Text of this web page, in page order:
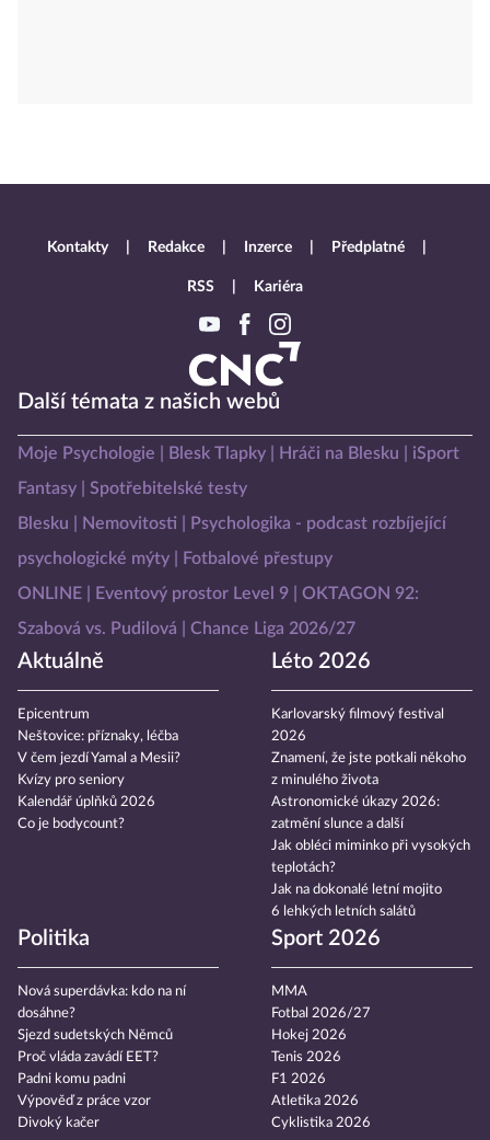
Další témata z našich webů
Moje Psychologie Blesk Tlapky Hráči na Blesku
iSport
Fantasy
Spotřebitelské testy
Blesku
Nemovitosti
Psychologika - podcast rozbíjející
psychologické mýty
Fotbalové přestupy
ONLINE
Eventový prostor Level 9
OKTAGON 92:
Szabová vs. Pudilová
Chance Liga 2026/27
Aktuálně
Epicentrum
Neštovice: příznaky, léčba
V čem jezdí Yamal a Mesii?
Kvízy pro seniory
Kalendář úplňků 2026
Co je bodycount?
Léto 2026
Karlovarský filmový festival
2026
Znamení, že jste potkali někoho
z minulého života
Astronomické úkazy 2026:
zatmění slunce a další
Jak obléci miminko při vysokých
teplotách?
Jak na dokonalé letní mojito
6 lehkých letních salátů
Politika
Nová superdávka: kdo na ní
dosáhne?
Sjezd sudetských Němců
Proč vláda zavádí EET?
Padni komu padni
Výpověď z práce vzor
Divoký kačer
Sport 2026
MMA
Fotbal 2026/27
Hokej 2026
Tenis 2026
F1 2026
Atletika 2026
Cyklistika 2026
Kontakty Redakce Inzerce Předplatné
RSS Kariéra